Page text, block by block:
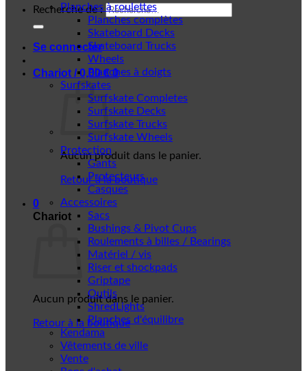
Recherche de :
Se connecter
Chariot /0,00€ 0
Aucun produit dans le panier.
Retour à la boutique
0
Chariot
Aucun produit dans le panier.
Retour à la boutique
Planches à roulettes
Planches complètes
Skateboard Decks
Skateboard Trucks
Wheels
Planches à doigts
Surfskates
Surfskate Completes
Surfskate Decks
Surfskate Trucks
Surfskate Wheels
Protection
Gants
Protecteurs
Casques
Accessoires
Sacs
Bushings & Pivot Cups
Roulements à billes / Bearings
Matériel / vis
Riser et shockpads
Griptape
Outils
ShredLights
Planches d'équilibre
Kendama
Vêtements de ville
Vente